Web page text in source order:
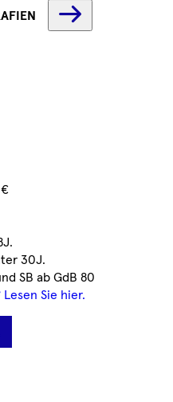
wird
30J.
SB ab GdB 80
Sie hier.